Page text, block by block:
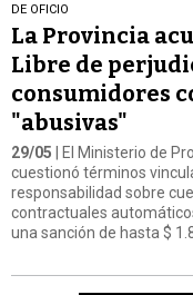
DE OFICIO
La Provincia
Libre de
consumidores
"abusivas"
29/05 | El Ministerio de
cuestionó términos
responsabilidad sobre
contractuales
una sanción de hasta $